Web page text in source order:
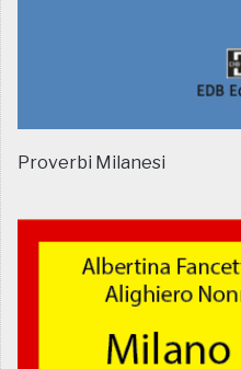
Proverbi Milanesi